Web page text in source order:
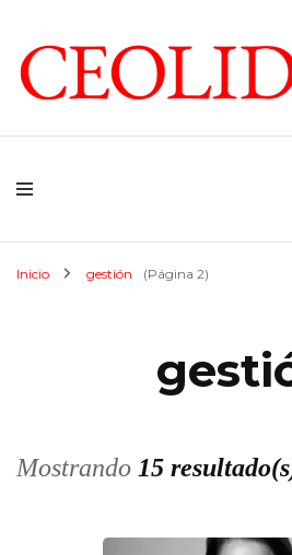
Inicio gestión (Página 2)
Mostrando 15